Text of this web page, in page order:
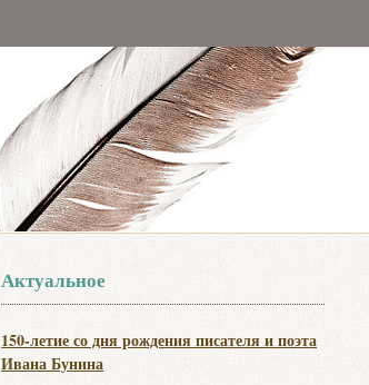
Актуальное
150-летие со дня рождения писателя и поэта
Ивана Бунина